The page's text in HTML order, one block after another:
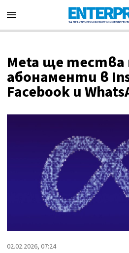
Meta ще тества
абонаменти в
Facebook и
02.02.2026, 07:24